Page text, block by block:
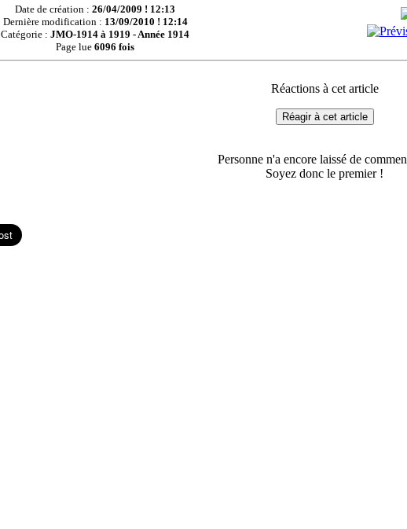
Date de création :26/04/2009 ! 12:13
Dernière modification : 13/09/2010 ! 12:14
Catégorie :JMO-1914 à 1919 - Année 1914
Page lue6096 fois
Réactions à cet article
Réagir à cet article
Personne n'a encore laissé de
Soyez donc le premier !